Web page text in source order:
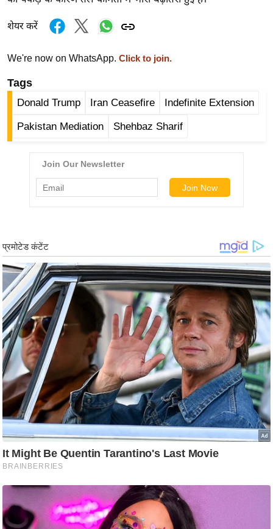
फै
न
घ
लू
नु
ल
फि
ट
ने
स
मं
त्रा
रि
ले
श
न
शि
प
रा
ज
नी
ति
वि
शेयर करें
We're now on WhatsApp. Click to join.
Tags
Donald Trump Iran Ceasefire Indefinite Extension
Pakistan Mediation Shehbaz Sharif